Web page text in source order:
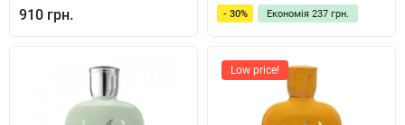
910 грн. - 30% Економія 237 грн.
Low price!